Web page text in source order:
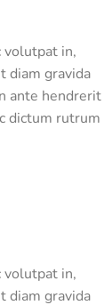
volutpat in,
diam gravida
ante hendrerit
dictum rutrum
volutpat in,
diam gravida